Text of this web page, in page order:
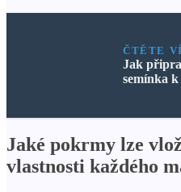
ČTĚTE
Jak
semínka
Jaké pokrmy lze
vlastnosti každého